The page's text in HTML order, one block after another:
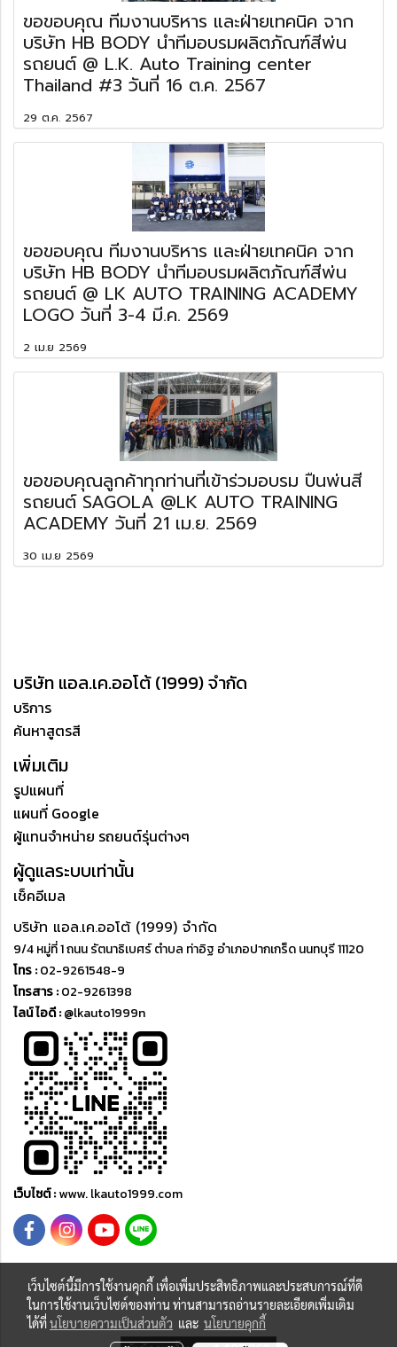
ขอขอบคุณ ทีมงานบริหาร และฝ่ายเทคนิค จาก
บริษัท HB BODY นำทีมอบรมผลิตภัณฑ์สีพ่น
รถยนต์ @ L.K. Auto Training center
Thailand #3 วันที่ 16 ต.ค. 2567
29 ต.ค. 2567
ขอขอบคุณ ทีมงานบริหาร และฝ่ายเทคนิค จาก
บริษัท HB BODY นำทีมอบรมผลิตภัณฑ์สีพ่น
รถยนต์ @ LK AUTO TRAINING ACADEMY
LOGO วันที่ 3-4 มี.ค. 2569
2 เม.ย 2569
ขอขอบคุณลูกค้าทุกท่านที่เข้าร่วมอบรม ปืนพ่นสี
รถยนต์ SAGOLA @LK AUTO TRAINING
ACADEMY วันที่ 21 เม.ย. 2569
30 เม.ย 2569
บริษัท แอล.เค.ออโต้ (1999) จำกัด
บริการ
ค้นหาสูตรสี
เพิ่มเติม
รูปแผนที่
แผนที่ Google
ผู้แทนจำหน่าย รถยนต์รุ่นต่างๆ
ผู้ดูแลระบบเท่านั้น
เช็คอีเมล
บริษัท แอล.เค.ออโต้ (1999) จำกัด
9/4 หมู่ที่ 1 ถนน รัตนาธิเบศร์ ตำบล ท่าอิฐ อำเภอปากเกร็ด นนทบุรี 11120
โทร :02-9261548-9
โทรสาร :02-9261398
ไลน์ ไอดี :@lkauto1999n
เว็บไซต์ :www. lkauto1999.com
Copyright © 2015 ; All rights reserved by lkauto1999.com
เว็บไซต์นี้มีการใช้งานคุกกี้ เพื่อเพิ่มประสิทธิภาพและประสบการณ์ที่ดี
ในการใช้งานเว็บไซต์ของท่าน ท่านสามารถอ่านรายละเอียดเพิ่มเติม
ได้ที่นโยบายความเป็นส่วนตัว และ นโยบายคุกกี้